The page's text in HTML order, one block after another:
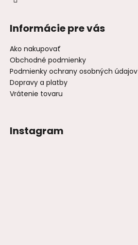
Informácie pre vás
Ako nakupovať
Obchodné podmienky
Podmienky ochrany osobných údajov
Dopravy a platby
Vrátenie tovaru
Instagram